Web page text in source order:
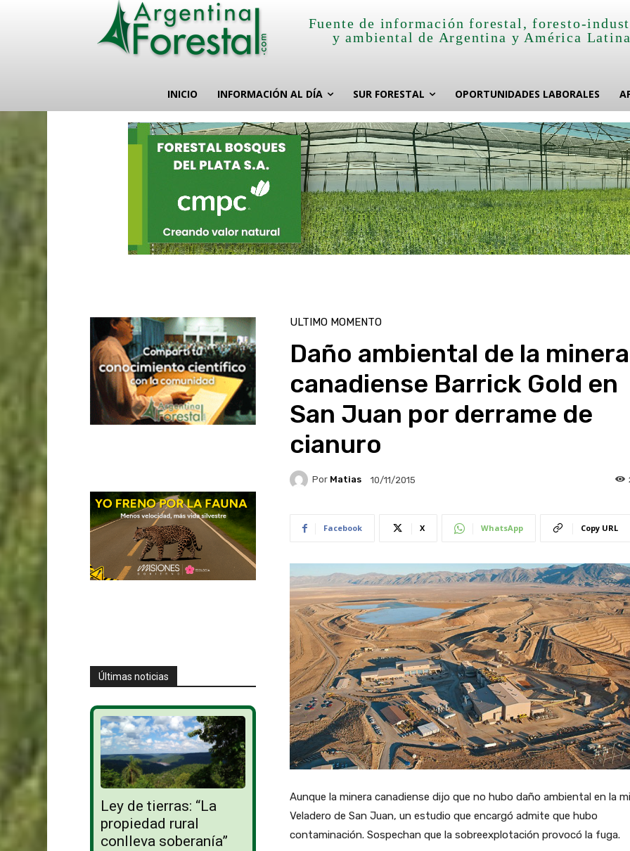
Fuente de información forestal, foresto-
y ambiental de Argentina y América
INICIO INFORMACIÓN AL DÍA SUR FORESTAL OPORTUNIDADES LABORALES
Últimas noticias
Ley de tierras: “La
propiedad rural
conlleva soberanía”
ULTIMO MOMENTO
Daño ambiental de la minera
canadiense Barrick Gold en
San Juan por derrame de
cianuro
Por Matias 10/11/2015
Facebook X WhatsApp Copy URL
Aunque la minera canadiense dijo que no hubo daño ambiental en la
Veladero de San Juan, un estudio que encargó admite que hubo
contaminación. Sospechan que la sobreexplotación provocó la fuga.